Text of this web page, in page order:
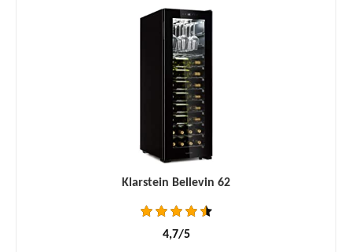
Klarstein Bellevin 62
4,7/5